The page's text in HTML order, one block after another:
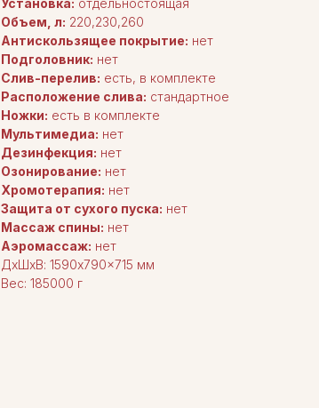
Установка: отдельностоящая
Объем, л: 220,230,260
Антискользящее покрытие: нет
Подголовник: нет
Слив-перелив: есть, в комплекте
Расположение слива: стандартное
Ножки: есть в комплекте
Мультимедиа: нет
Дезинфекция: нет
Озонирование: нет
Хромотерапия: нет
Защита от сухого пуска: нет
Массаж спины: нет
Аэромассаж: нет
ДxШxВ: 1590x790x715 мм
Вес: 185000 г